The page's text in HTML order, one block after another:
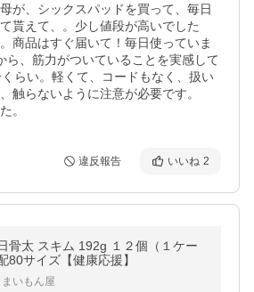
が、シックスパッドを買って、毎日
貰えて、。少し値段が高いでした
商品はすぐ届いて！毎日使っていま
ら、筋力がついていることを実感して
らい。軽くて、コードもなく、扱い
触らないように注意が必要です。
。
違反報告 いいね 2
骨太 スキム 192g １２個（１ケー
80サイズ【健康応援】
いもん屋